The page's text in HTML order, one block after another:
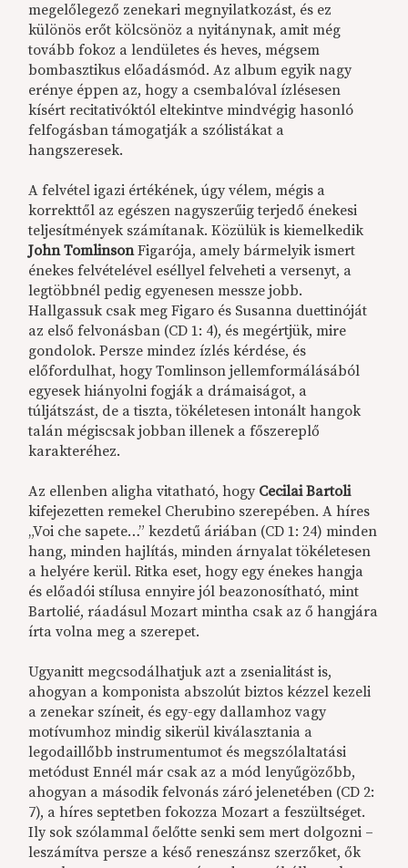
megelőlegező zenekari megnyilatkozást, és ez
különös erőt kölcsönöz a nyitánynak, amit még
tovább fokoz a lendületes és heves, mégsem
bombasztikus előadásmód. Az album egyik nagy
erénye éppen az, hogy a csembalóval ízlésesen
kísért recitativóktól eltekintve mindvégig hasonló
felfogásban támogatják a szólistákat a
hangszeresek.
A felvétel igazi értékének, úgy vélem, mégis a
korrekttől az egészen nagyszerűig terjedő énekesi
teljesítmények számítanak. Közülük is kiemelkedik
John TomlinsonFigarója, amely bármelyik ismert
énekes felvételével eséllyel felveheti a versenyt, a
legtöbbnél pedig egyenesen messze jobb.
Hallgassuk csak meg Figaro és Susanna duettinóját
az első felvonásban (CD 1: 4), és megértjük, mire
gondolok. Persze mindez ízlés kérdése, és
előfordulhat, hogy Tomlinson jellemformálásából
egyesek hiányolni fogják a drámaiságot, a
túljátszást, de a tiszta, tökéletesen intonált hangok
talán mégiscsak jobban illenek a főszereplő
karakteréhez.
Az ellenben aligha vitatható, hogy Cecilai Bartoli
kifejezetten remekel Cherubino szerepében. A híres
„Voi che sapete…” kezdetű áriában (CD 1: 24) minden
hang, minden hajlítás, minden árnyalat tökéletesen
a helyére kerül. Ritka eset, hogy egy énekes hangja
és előadói stílusa ennyire jól beazonosítható, mint
Bartolié, ráadásul Mozart mintha csak az ő hangjára
írta volna meg a szerepet.
Ugyanitt megcsodálhatjuk azt a zsenialitást is,
ahogyan a komponista abszolút biztos kézzel kezeli
a zenekar színeit, és egy-egy dallamhoz vagy
motívumhoz mindig sikerül kiválasztania a
legodaillőbb instrumentumot és megszólaltatási
metódust Ennél már csak az a mód lenyűgözőbb,
ahogyan a második felvonás záró jelenetében (CD 2:
7), a híres septetben fokozza Mozart a feszültséget.
Ily sok szólammal őelőtte senki sem mert dolgozni –
leszámítva persze a késő reneszánsz szerzőket, ők